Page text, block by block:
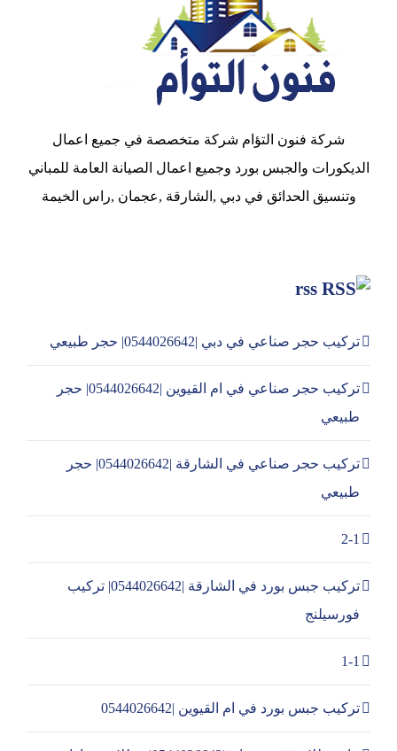
شركة فنون التؤام شركة متخصصة في جميع اعمال
الديكورات والجبس بورد وجميع اعمال الصيانة العامة للمباني
وتنسيق الحدائق في دبي ,الشارقة ,عجمان ,راس الخيمة
rss
تركيب حجر صناعي في دبي |0544026642| حجر طبيعي
تركيب حجر صناعي في ام القيوين |0544026642| حجر
طبيعي
تركيب حجر صناعي في الشارقة |0544026642| حجر
طبيعي
2-1
تركيب جبس بورد في الشارقة |0544026642| تركيب
فورسيلنج
1-1
تركيب جبس بورد في ام القيوين |0544026642